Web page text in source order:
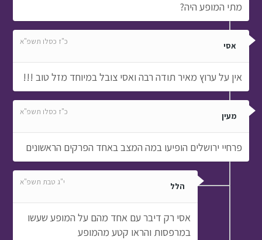
מתי המופע היה?
אסי כ"ז כסלו תשפ"א
אין על ערוץ מאיר תודה רבה ואסי צובל במיוחד מזל טוב !!!
מעין כ"ז כסלו תשפ"א
פרחיי ירושלים הופיעו במה המצב באחד הפרקים הראשונים
הלל י"ג טבת תשפ"א
אסי רק דיבר עם אחד מהם על המופע שעשו
במרפסות והראו קטע מהמופע